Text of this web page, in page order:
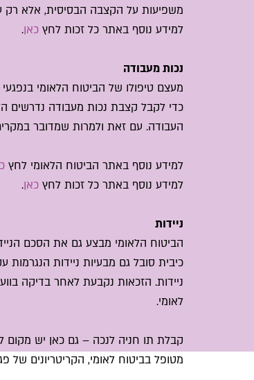
משפיעות על הקצבה הבסיסית, אלא רק
למידע נוסף באתר כל זכות לחץ כאן.
נכות מעבודה
מעצם טיפולו של הביטוח הלאומי
כדי לקבל קצבת נכות מעבודה נדרשים
העבודה. עם זאת ולמרות שמדובר
למידע נוסף באתר הביטוח הלאומי לחץ
למידע נוסף באתר כל זכות לחץ כאן.
ניידות
הביטוח הלאומי מבצע גם את הסכם
כיבית סובל גם מבעיות ניידות
ניידות. הזכאות נקבעת לאחר בדיקה
לאומי.
קבלת תו חניה לנכה – גם כאן יש מקום
מטופל בביטוח לאומי, הקריטריונים של